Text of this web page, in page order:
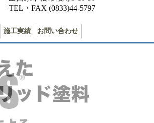
TEL・FAX (0833)44-5797
施工実績 お問い合わせ